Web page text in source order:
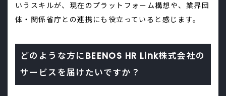
いうスキルが、現在のプラットフォーム構想や、業界団
体・関係省庁との連携にも役立っていると感じます。
どのような方にBEENOS HR Link株式会社の
サービスを届けたいですか？